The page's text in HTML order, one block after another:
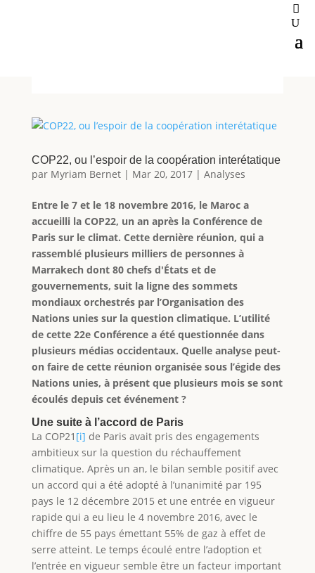
COP22, ou l’espoir de la coopération interétatique
par Myriam Bernet| Mar 20, 2017| Analyses
Entre le 7 et le 18 novembre 2016, le Maroc a
accueilli la COP22, un an après la Conférence de
Paris sur le climat. Cette dernière réunion, qui a
rassemblé plusieurs milliers de personnes à
Marrakech dont 80 chefs d'États et de
gouvernements, suit la ligne des sommets
mondiaux orchestrés par l’Organisation des
Nations unies sur la question climatique. L’utilité
de cette 22e Conférence a été questionnée dans
plusieurs médias occidentaux. Quelle analyse peut-
on faire de cette réunion organisée sous l’égide des
Nations unies, à présent que plusieurs mois se sont
écoulés depuis cet événement ?
Une suite à l’accord de Paris
La COP21 [i] de Paris avait pris des engagements
ambitieux sur la question du réchauffement
climatique. Après un an, le bilan semble positif avec
un accord qui a été adopté à l’unanimité par 195
pays le 12 décembre 2015 et une entrée en vigueur
rapide qui a eu lieu le 4 novembre 2016, avec le
chiffre de 55 pays émettant 55% de gaz à effet de
serre atteint. Le temps écoulé entre l’adoption et
l’entrée en vigueur semble être un facteur important